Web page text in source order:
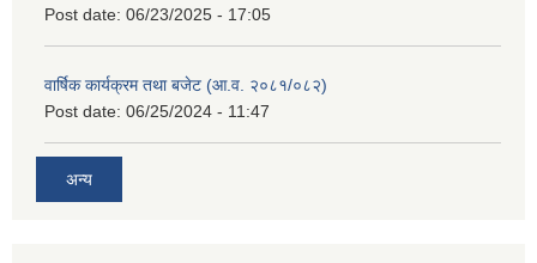
Post date: 06/23/2025 - 17:05
वार्षिक कार्यक्रम तथा बजेट (आ.व. २०८१/०८२)
Post date: 06/25/2024 - 11:47
अन्य